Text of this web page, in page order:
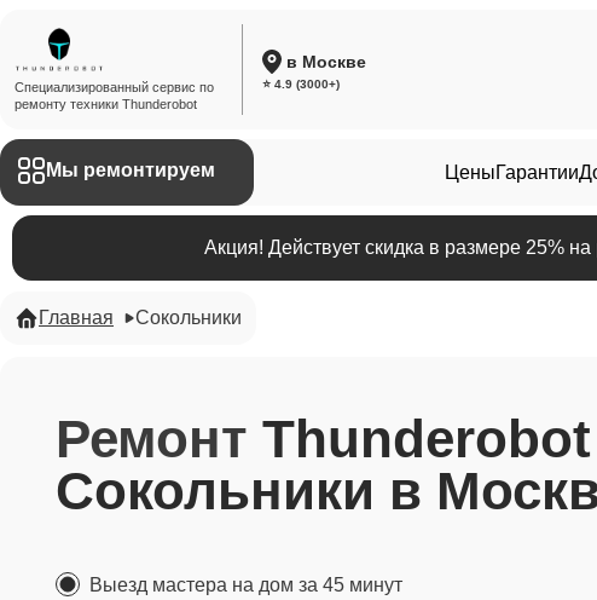
Специализированный сервис по
ремонту техники Thunderobot
в Москве
⭐ 4.9 (3000+)
Мы ремонтируем ЦеныГарантии
Акция! Действует скидка в размере 25%
Главная Сокольники
Ремонт
Сокольники в
Выезд мастера на дом за 45 минут